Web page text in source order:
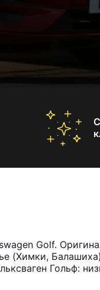
Golf.
(Химки,
Гольф: